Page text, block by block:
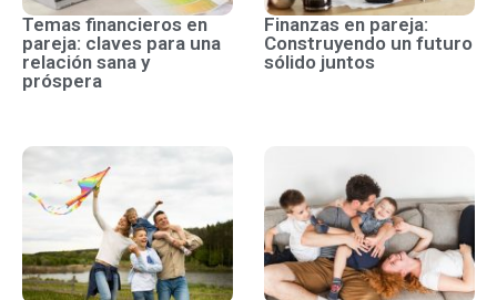
Temas financieros en
pareja: claves para una
relación sana y
próspera
Finanzas en pareja:
Construyendo un futuro
sólido juntos